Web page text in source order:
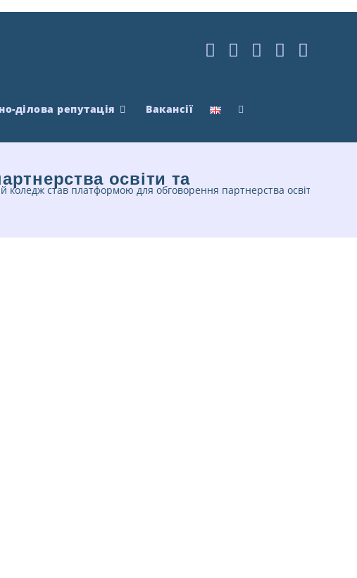
ділова репутація Вакансії
освіти та
коледж став платформою для обговорення партнерства освіти та